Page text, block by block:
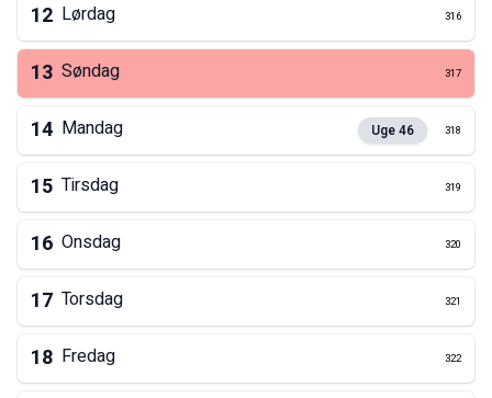
12 Lørdag 316
13 Søndag 317
14 Mandag Uge46 318
15 Tirsdag 319
16 Onsdag 320
17 Torsdag 321
18 Fredag 322